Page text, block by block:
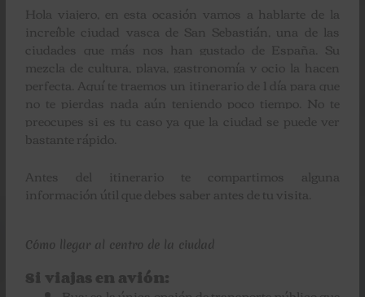
Hola viajero, en esta ocasión vamos a hablarte de la
increíble ciudad vasca de San Sebastián, una de las
ciudades que más nos han gustado de España. Su
mezcla de cultura, playa, gastronomía y ocio la hacen
perfecta. Aquí te traemos un itinerario de 1 día para que
no te pierdas nada aún teniendo poco tiempo. No te
preocupes si es tu caso ya que la ciudad se puede ver
bastante rápido.
Antes del itinerario te compartimos alguna
información útil que debes saber antes de tu visita.
Cómo llegar al centro de la ciudad
Si viajas en avión: